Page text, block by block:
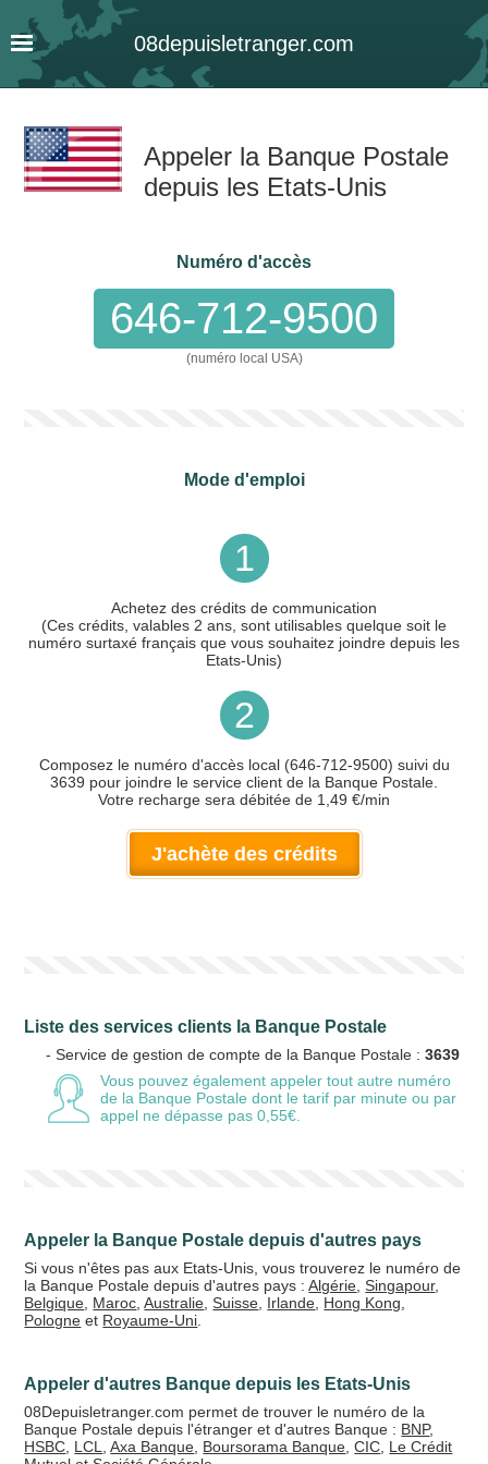
08depuisletranger.com
Appeler la Banque Postale
depuis les Etats-Unis
Numéro d'accès
646-712-9500
(numéro local USA)
Mode d'emploi
1
Achetez des crédits de communication
(Ces crédits, valables 2 ans, sont utilisables quelque soit le
numéro surtaxé français que vous souhaitez joindre depuis les
Etats-Unis)
2
Composez le numéro d'accès local (646-712-9500) suivi du
3639 pour joindre le service client de la Banque Postale.
Votre recharge sera débitée de 1,49 €/min
J'achète des crédits
+5% de bonus
Liste des services clients la Banque Postale
- Service de gestion de compte de la Banque Postale :3639
Vous pouvez également appeler tout autre numéro
de la Banque Postale dont le tarif par minute ou par
appel ne dépasse pas 0,55€.
Appeler la Banque Postale depuis d'autres pays
Si vous n'êtes pas aux Etats-Unis, vous trouverez le numéro de
la Banque Postale depuis d'autres pays :Algérie ,Singapour,
Belgique Maroc ,Australie ,Suisse Irlande Hong Kong
Pologne et Royaume-Uni
Appeler d'autres Banque depuis les Etats-Unis
08Depuisletranger.com permet de trouver le numéro de la
Banque Postale depuis l'étranger et d'autres Banque : BNP,
HSBC LCL ,Axa Banque Boursorama Banque ,CIC Le Crédit